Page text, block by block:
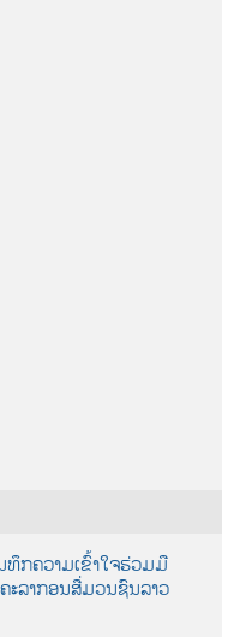
ກຄວາມເຂົ້າໃຈຮ່ວມມື
ະລາກອນສື່ມວນຊົນລາວ